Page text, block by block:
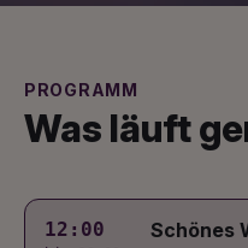
PROGRAMM
Was läuft
12:00 Schönes